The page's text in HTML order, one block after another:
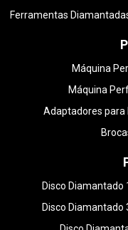
Ferramentas
Máquina
Máquina
Adaptadores
Disco
Disco